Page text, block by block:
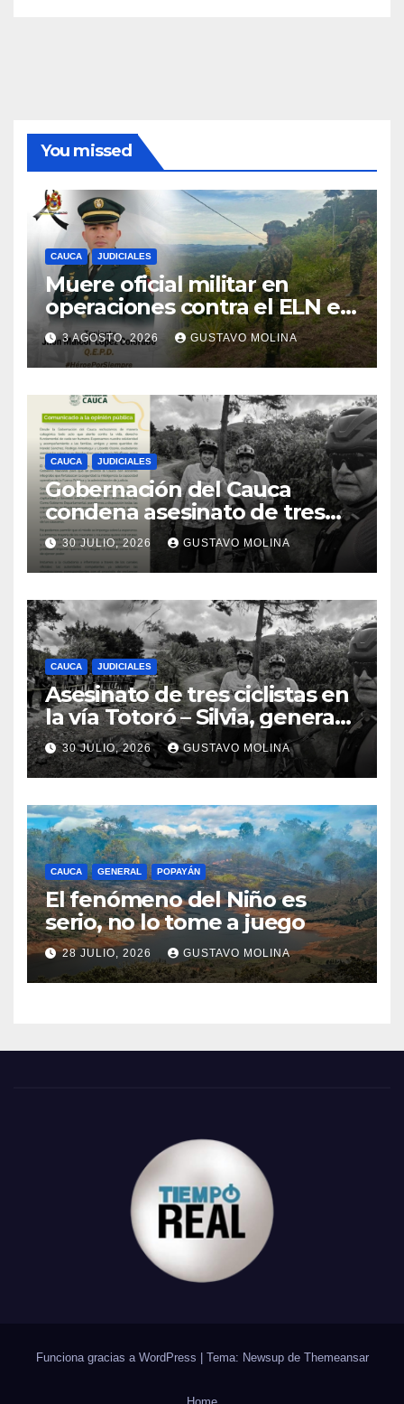
You missed
CAUCA JUDICIALES
Muere oficial militar en
operaciones contra el ELN en
el sur del Cauca
3 AGOSTO, 2026 GUSTAVO MOLINA
CAUCA JUDICIALES
Gobernación del Cauca
condena asesinato de tres
ciudadanos y exige medidas
urgentes al Gobierno
Nacional
30 JULIO, 2026 GUSTAVO MOLINA
CAUCA JUDICIALES
Asesinato de tres ciclistas en
la vía Totoró – Silvia, genera
consternación en el Cauca
30 JULIO, 2026 GUSTAVO MOLINA
CAUCA GENERAL POPAYÁN
El fenómeno del Niño es
serio, no lo tome a juego
28 JULIO, 2026 GUSTAVO MOLINA
Funciona gracias a WordPress Tema: Newsup de Themeansar